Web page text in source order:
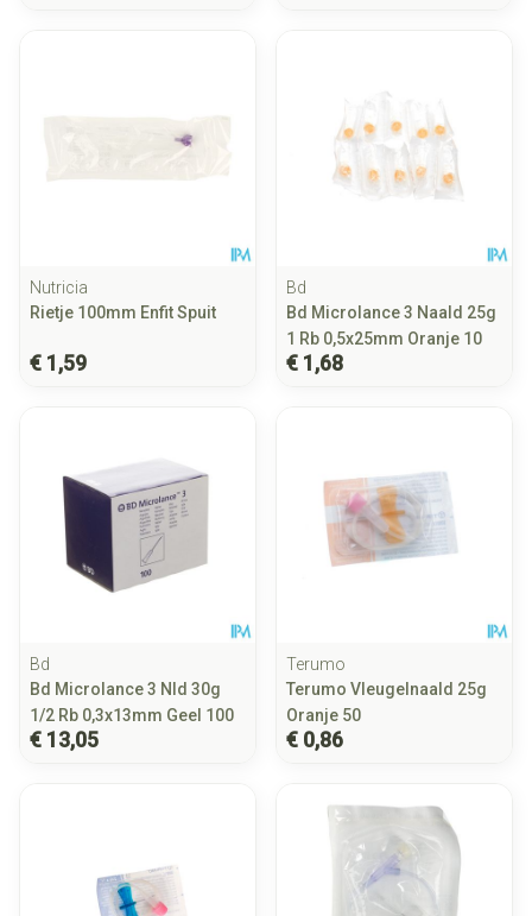
Nutricia
Rietje 100mm Enfit Spuit
€ 1,59
Bd
Bd Microlance 3 Naald 25g
1 Rb 0,5x25mm Oranje 10
€ 1,68
Bd
Bd Microlance 3 Nld 30g
1/2 Rb 0,3x13mm Geel 100
€ 13,05
Terumo
Terumo Vleugelnaald 25g
Oranje 50
€ 0,86